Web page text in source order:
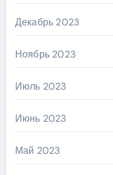
Декабрь 2023
Ноябрь 2023
Июль 2023
Июнь 2023
Май 2023